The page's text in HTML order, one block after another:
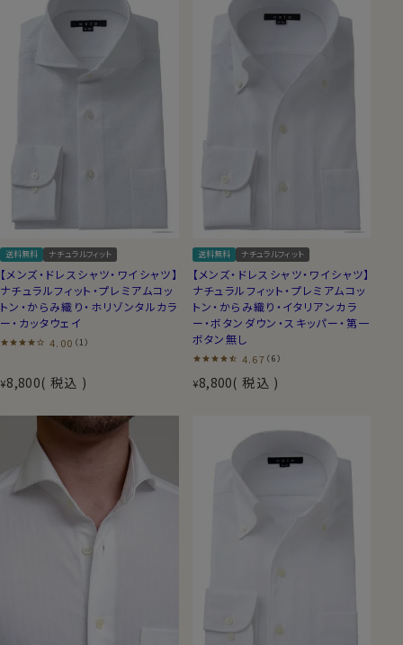
送料無料 ナチュラルフィット
【メンズ・ドレスシャツ・ワイシャツ】
ナチュラルフィット・プレミアムコッ
トン・からみ織り・ホリゾンタルカラ
ー・カッタウェイ
4.00 （1）
¥8,800 税込
送料無料 ナチュラルフィット
【メンズ・ドレスシャツ・ワイシャツ】
ナチュラルフィット・プレミアムコッ
トン・からみ織り・イタリアンカラ
ー・ボタンダウン・スキッパー・第一
ボタン無し
4.67 （6）
¥8,800 税込